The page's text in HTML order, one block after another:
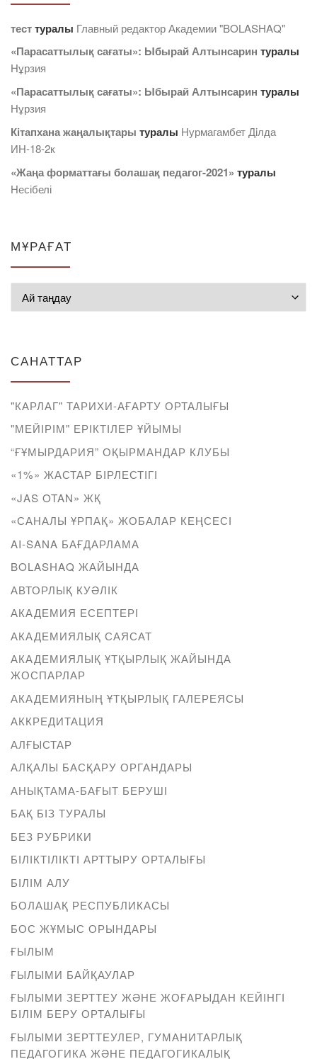
тесттуралы Главный редактор Академии "BOLASHAQ"
«Парасаттылық сағаты»: Ыбырай Алтынсарин туралы
Нұрзия
«Парасаттылық сағаты»: Ыбырай Алтынсарин туралы
Нұрзия
Кітапхана жаңалықтары туралы Нурмагамбет Дiлда
ИН-18-2к
«Жаңа форматтағы болашақ педагог-2021» туралы
Несібелі
МҰРАҒАТ
САНАТТАР
"КАРЛАГ" ТАРИХИ-АҒАРТУ ОРТАЛЫҒЫ
"МЕЙІРІМ" ЕРІКТІЛЕР ҰЙЫМЫ
“ҒҰМЫРДАРИЯ” ОҚЫРМАНДАР КЛУБЫ
«1%» ЖАСТАР БІРЛЕСТІГІ
«JAS OTAN» ЖҚ
«САНАЛЫ ҰРПАҚ» ЖОБАЛАР КЕҢСЕСІ
AI-SANA БАҒДАРЛАМА
BOLASHAQ ЖАЙЫНДА
АВТОРЛЫҚ КУӘЛІК
АКАДЕМИЯ ЕСЕПТЕРІ
АКАДЕМИЯЛЫҚ САЯСАТ
АКАДЕМИЯЛЫҚ ҰТҚЫРЛЫҚ ЖАЙЫНДА
ЖОСПАРЛАР
АКАДЕМИЯНЫҢ ҰТҚЫРЛЫҚ ГАЛЕРЕЯСЫ
АККРЕДИТАЦИЯ
АЛҒЫСТАР
АЛҚАЛЫ БАСҚАРУ ОРГАНДАРЫ
АНЫҚТАМА-БАҒЫТ БЕРУШІ
БАҚ БІЗ ТУРАЛЫ
БЕЗ РУБРИКИ
БІЛІКТІЛІКТІ АРТТЫРУ ОРТАЛЫҒЫ
БІЛІМ АЛУ
БОЛАШАҚ РЕСПУБЛИКАСЫ
БОС ЖҰМЫС ОРЫНДАРЫ
ҒЫЛЫМ
ҒЫЛЫМИ БАЙҚАУЛАР
ҒЫЛЫМИ ЗЕРТТЕУ ЖӘНЕ ЖОҒАРЫДАН КЕЙІНГІ
БІЛІМ БЕРУ ОРТАЛЫҒЫ
ҒЫЛЫМИ ЗЕРТТЕУЛЕР, ГУМАНИТАРЛЫҚ
ПЕДАГОГИКА ЖӘНЕ ПЕДАГОГИКАЛЫҚ